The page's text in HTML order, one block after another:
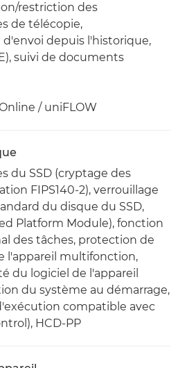
restriction des
de télécopie,
depuis l'historique,
suivi de documents
/ uniFLOW
du SSD (cryptage des
FIPS140-2), verrouillage
du disque du SSD,
Platform Module), fonction
des tâches, protection de
l'appareil multifonction,
du logiciel de l'appareil
du système au démarrage,
compatible avec
HCD-PP